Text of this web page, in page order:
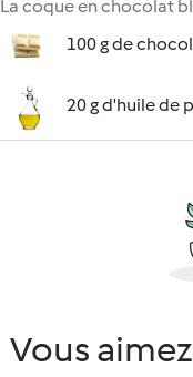
La coque en chocolat
100 g de
20 g d'huile de
Vous